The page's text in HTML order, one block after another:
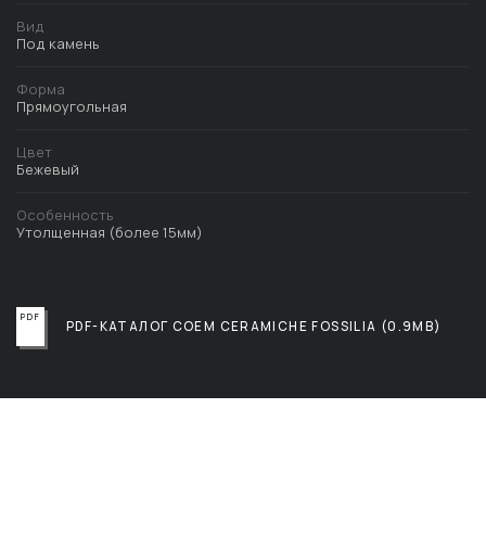
Вид
Под камень
Форма
Прямоугольная
Цвет
Бежевый
Особенность
Утолщенная (более 15мм)
PDF-КАТАЛОГ COEM CERAMICHE FOSSILIA (0.9MB)